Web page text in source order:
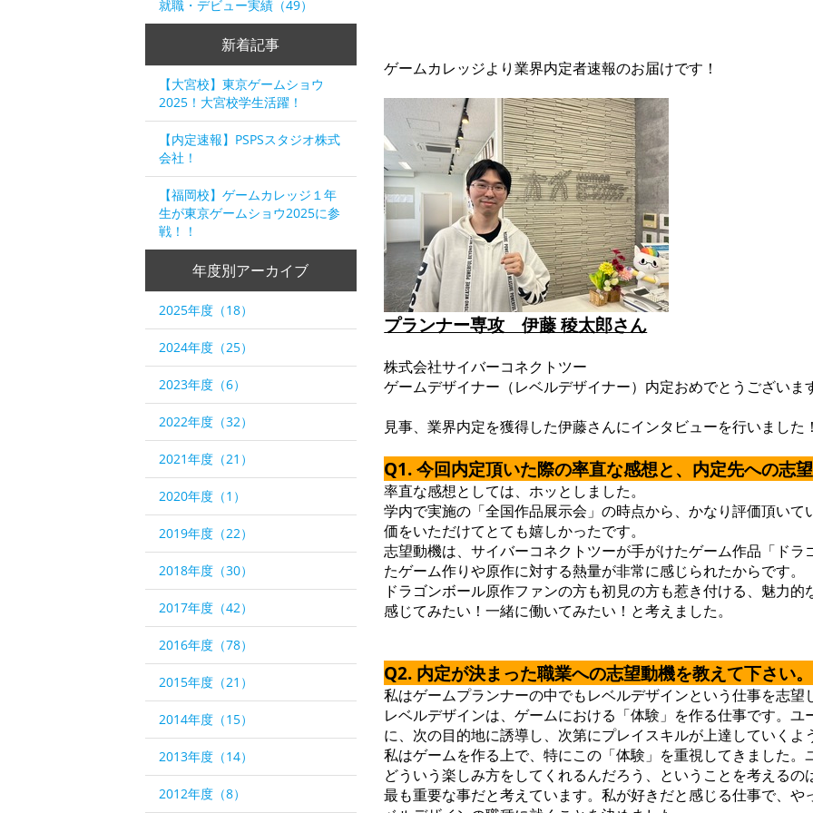
就職・デビュー実績（49）
新着記事
【大宮校】東京ゲームショウ
2025！大宮校学生活躍！
【内定速報】PSPSスタジオ株式
会社！
【福岡校】ゲームカレッジ１年
生が東京ゲームショウ2025に参
戦！！
年度別アーカイブ
2025年度（18）
2024年度（25）
2023年度（6）
2022年度（32）
2021年度（21）
2020年度（1）
2019年度（22）
2018年度（30）
2017年度（42）
2016年度（78）
2015年度（21）
2014年度（15）
2013年度（14）
2012年度（8）
ゲームカレッジより業界内定者速報のお届けです！
プランナー専攻 伊藤 稜太郎さん
株式会社サイバーコネクトツー
ゲームデザイナー（レベルデザイナー）内定おめでとうございま
見事、業界内定を獲得した伊藤さんにインタビューを行いました
Q1. 今回内定頂いた際の率直な感想と、内定先への志
率直な感想としては、ホッとしました。
学内で実施の「全国作品展示会」の時点から、かなり評価頂い
価をいただけてとても嬉しかったです。
志望動機は、サイバーコネクトツーが手がけたゲーム作品「ドラ
たゲーム作りや原作に対する熱量が非常に感じられたからです。
ドラゴンボール原作ファンの方も初見の方も惹き付ける、魅力
感じてみたい！一緒に働いてみたい！と考えました。
Q2. 内定が決まった職業への志望動機を教えて下さい。
私はゲームプランナーの中でもレベルデザインという仕事を志望
レベルデザインは、ゲームにおける「体験」を作る仕事です。
に、次の目的地に誘導し、次第にプレイスキルが上達していく
私はゲームを作る上で、特にこの「体験」を重視してきました
どういう楽しみ方をしてくれるんだろう、ということを考える
最も重要な事だと考えています。私が好きだと感じる仕事で、